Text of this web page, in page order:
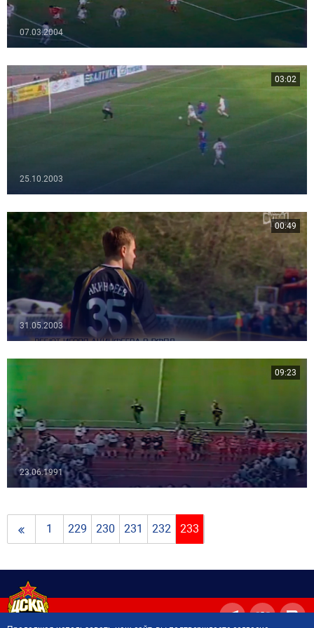
07.03.2004
25.10.2003
03:02
31.05.2003
00:49
23.06.1991
09:23
1 229 230 231 232 233